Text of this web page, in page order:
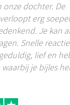
dochter. De
erg
Je kan
Snelle
lief en
waarbij je bijles